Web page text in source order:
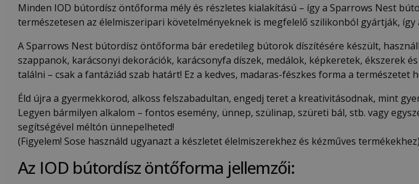
Minden IOD bútordísz öntőforma mély és részletes kialakítású – így a Sparrows Nest
természetesen az élelmiszeripari követelményeknek is megfelelő szilikonból gyártják,
A Sparrows Nest bútordísz öntőforma bár eredetileg bútorok díszítésére készült,
szappanok, karácsonyi dekorációk, karácsonyfa díszek, medálok, képkeretek, ékszerek
találni – csak a fantáziád szab határt! Ez a kedves, madaras-fészkes forma a természetet
Éld újra a gyermekkorod, alkoss felszabadultan, engedj teret a kreativitásodnak, mint
Legyen bármilyen alkalom – fontos esemény, ünnep, szülinap, szüreti bál, stb. vagy
segítségével méltón ünnepelheted!
(Figyelem! Sose használd ugyanazt a készletet élelmiszerekhez és kézműves
Az IOD bútordísz öntőforma jellemzői: